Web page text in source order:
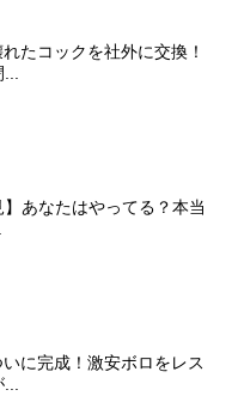
れたコックを社外に交換！
...
】あなたはやってる？本当
いに完成！激安ボロをレス
...